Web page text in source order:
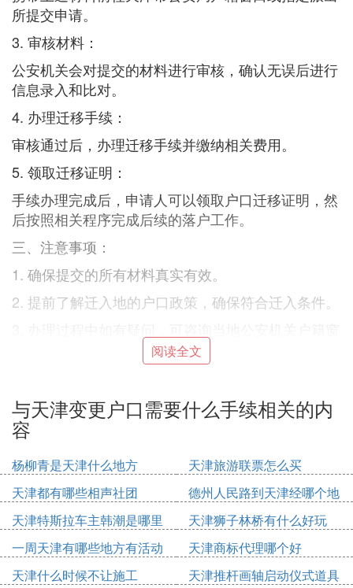
所提交申请。
3. 审核材料：
公安机关会对提交的材料进行审核，确认无误后进行
信息录入和比对。
4. 办理迁移手续：
审核通过后，办理迁移手续并缴纳相关费用。
5. 领取迁移证明：
手续办理完成后，申请人可以领取户口迁移证明，然
后按照相关程序完成后续的落户工作。
三、注意事项：
1. 确保提交的所有材料真实有效。
2. 提前了解迁入地的户口政策，确保符合迁入条件。
四、其他信息：
天津市户口迁移的具体政策和流程可能会因地区和时
网站获取最新信息。同时，对于特殊群体的户口迁移
可能还有特殊规定，需特别注意。在办理过程中如遇
问题，可及时与相关部门沟通解决。
以上内容仅供参考，具体流程和所需材料可能因天津
市政策变动而有所调整，建议办理前咨询当地公安机
关获取最新信息。
阅读全文
与天津变更户口需要什么手续相关的内
容
杨柳青是天津什么地方
天津旅游联票怎么买
天津都有哪些相声社团
德州人民路到天津经哪个地
方
天津特斯拉车主韩潮是哪里
天津狮子林桥有什么好玩
一周天津有哪些地方有活动
天津商标代理哪个好
天津什么时候不让施工
天津推杆画轴启动仪式道具